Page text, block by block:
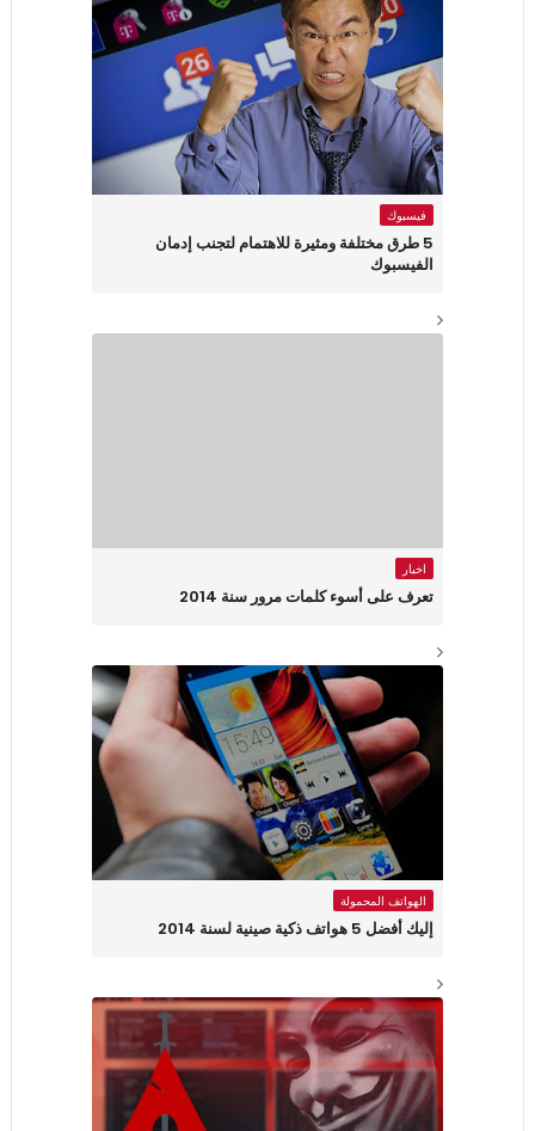
فيسبوك
5 طرق مختلفة ومثيرة للاهتمام لتجنب إدمان
الفيسبوك
اخبار
تعرف على أسوء كلمات مرور سنة 2014
الهواتف المحمولة
إليك أفضل 5 هواتف ذكية صينية لسنة 2014